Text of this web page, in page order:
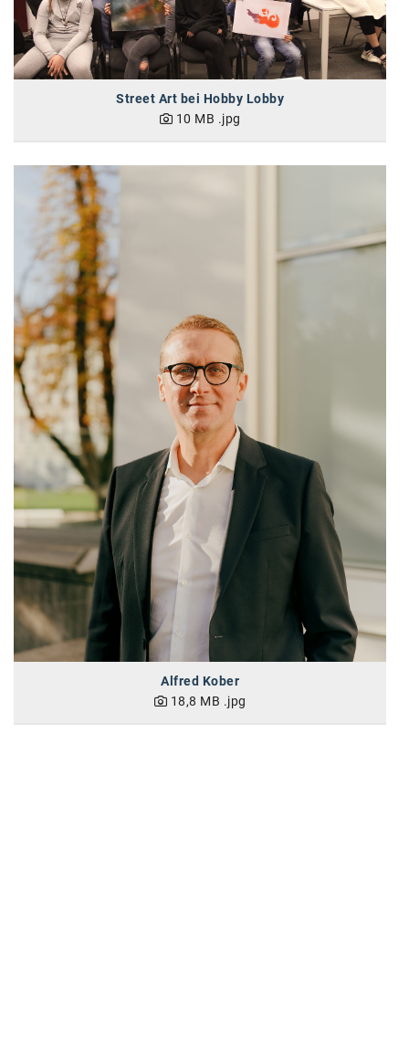
LWND
Mastercard
NEOH
Oral-B
PAYBACK
Planted
PwC
P&G
RIC
Schiefer Rechtsanwälte
Security KAG
smart
Smile Österreich
Strategie Austria
Strategy&
SW Umwelttechnik
TheVentury
Street Art bei Hobby Lobby
10 MB .jpg
Alfred Kober
18,8 MB .jpg